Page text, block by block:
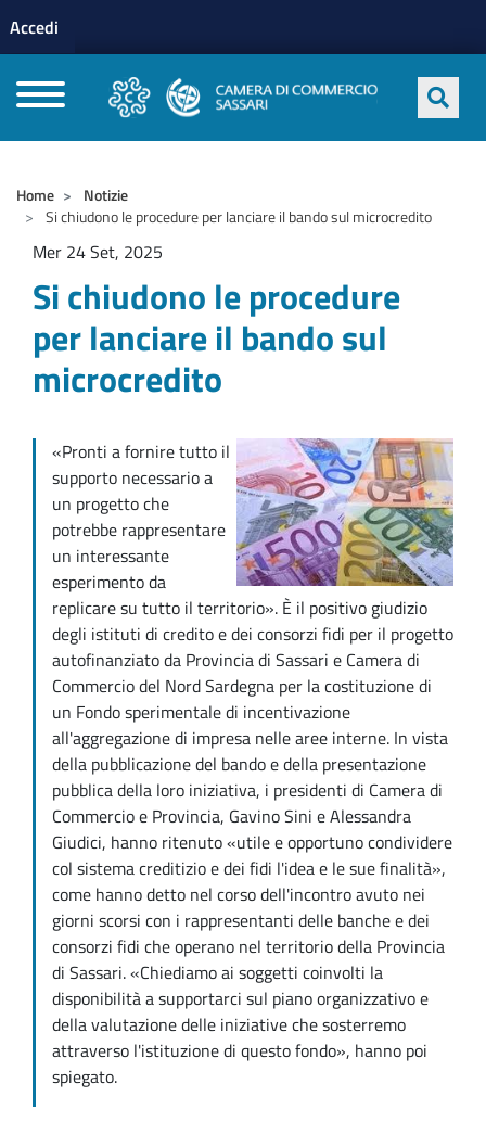
profilo utente
Accedi
Home
Notizie
Si chiudono le procedure per lanciare il bando sul microcredito
Mer 24 Set, 2025
Si chiudono le procedure
per lanciare il bando sul
microcredito
«Pronti a fornire tutto il
supporto necessario a
un progetto che
potrebbe rappresentare
un interessante
esperimento da
replicare su tutto il territorio». È il positivo giudizio
degli istituti di credito e dei consorzi fidi per il progetto
autofinanziato da Provincia di Sassari e Camera di
Commercio del Nord Sardegna per la costituzione di
un Fondo sperimentale di incentivazione
all'aggregazione di impresa nelle aree interne. In vista
della pubblicazione del bando e della presentazione
pubblica della loro iniziativa, i presidenti di Camera di
Commercio e Provincia, Gavino Sini e Alessandra
Giudici, hanno ritenuto «utile e opportuno condividere
col sistema creditizio e dei fidi l'idea e le sue finalità»,
come hanno detto nel corso dell'incontro avuto nei
giorni scorsi con i rappresentanti delle banche e dei
consorzi fidi che operano nel territorio della Provincia
di Sassari. «Chiediamo ai soggetti coinvolti la
disponibilità a supportarci sul piano organizzativo e
della valutazione delle iniziative che sosterremo
attraverso l'istituzione di questo fondo», hanno poi
spiegato.